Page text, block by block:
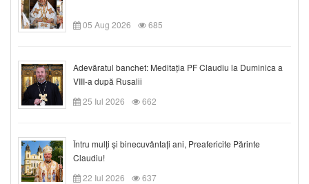
05 Aug 2026 685
Adevăratul banchet: Meditația PF Claudiu la Duminica a
VIII-a după Rusalii
25 Iul 2026
662
Întru mulți și binecuvântați ani, Preafericite Părinte
Claudiu!
22 Iul 2026
637